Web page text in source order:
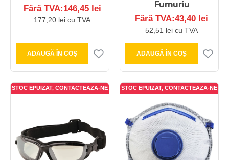
Fără TVA:146,45 lei
177,20 lei cu TVA
ADAUGĂ ÎN COŞ
Fumuriu
Fără TVA:43,40 lei
52,51 lei cu TVA
ADAUGĂ ÎN COŞ
STOC EPUIZAT, CONTACTEAZA-NE STOC EPUIZAT, CONTACTEAZA-NE